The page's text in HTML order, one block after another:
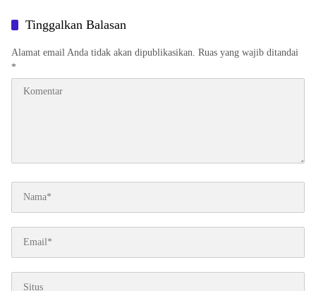
Tinggalkan Balasan
Alamat email Anda tidak akan dipublikasikan. Ruas yang wajib ditandai
*